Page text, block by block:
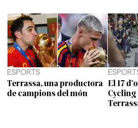
ESPORTS
Terrassa, una productora
de campions del món
El 17
Cycling